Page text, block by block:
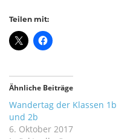
Teilen mit:
Ähnliche Beiträge
Wandertag der Klassen 1b
und 2b
6. Oktober 2017
96231 Bad Staffelstein-Grundfeld
Tel 09571 – 2082
Fax 09571 – 755870
Sekretariat
Montag 8.00 – 12.00 Uhr
Dienstag 10.00 – 13.00 Uhr
Mittwoch 8.00 – 11.30 Uhr